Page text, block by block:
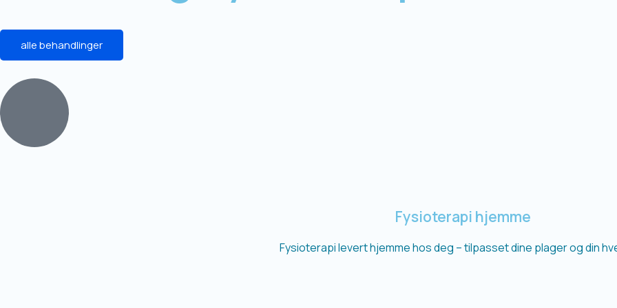
alle behandlinger
Fysioterapi hjemme
Fysioterapi levert hjemme hos deg – tilpasset dine plager og din